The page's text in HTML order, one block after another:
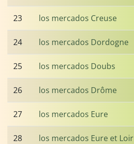
23 los mercados Creuse
24 los mercados Dordogne
25 los mercados Doubs
26 los mercados Drôme
27 los mercados Eure
28 los mercados Eure et Loir